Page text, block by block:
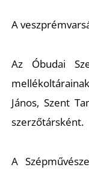
A
Az Óbudai
János, Szent
szerzőtársként.
A